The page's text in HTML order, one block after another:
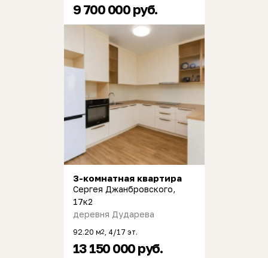
9 700 000 руб.
3-комнатная квартира
Сергея Джанбровского,
17к2
деревня Дударева
92.20 м2 , 4/17 эт.
13 150 000 руб.